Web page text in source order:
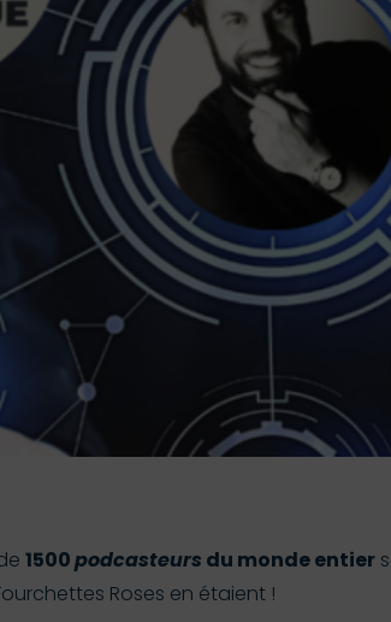
1500podcasteurs du monde entier
Roses en étaient !